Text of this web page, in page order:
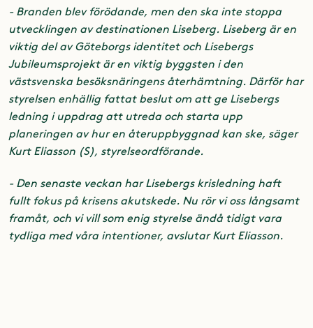
- Branden blev förödande, men den ska inte stoppa
utvecklingen av destinationen Liseberg. Liseberg är en
viktig del av Göteborgs identitet och Lisebergs
Jubileumsprojekt är en viktig byggsten i den
västsvenska besöksnäringens återhämtning. Därför har
styrelsen enhällig fattat beslut om att ge Lisebergs
ledning i uppdrag att utreda och starta upp
planeringen av hur en återuppbyggnad kan ske, säger
Kurt Eliasson (S), styrelseordförande.
- Den senaste veckan har Lisebergs krisledning haft
fullt fokus på krisens akutskede. Nu rör vi oss långsamt
framåt, och vi vill som enig styrelse ändå tidigt vara
tydliga med våra intentioner, avslutar Kurt Eliasson.